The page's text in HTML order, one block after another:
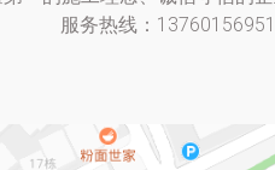
服务热线：13760156951